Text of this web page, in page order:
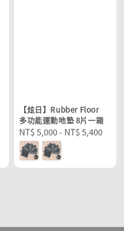
【炫日】Rubber Floor
多功能運動地墊 8片一箱
Regular
price
NT$ 5,000- NT$ 5,400